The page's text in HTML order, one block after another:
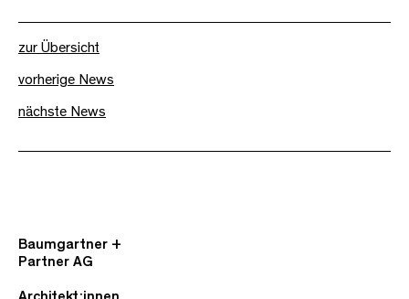
zur Übersicht
vorherige News
nächste News
Baumgartner +
Partner AG